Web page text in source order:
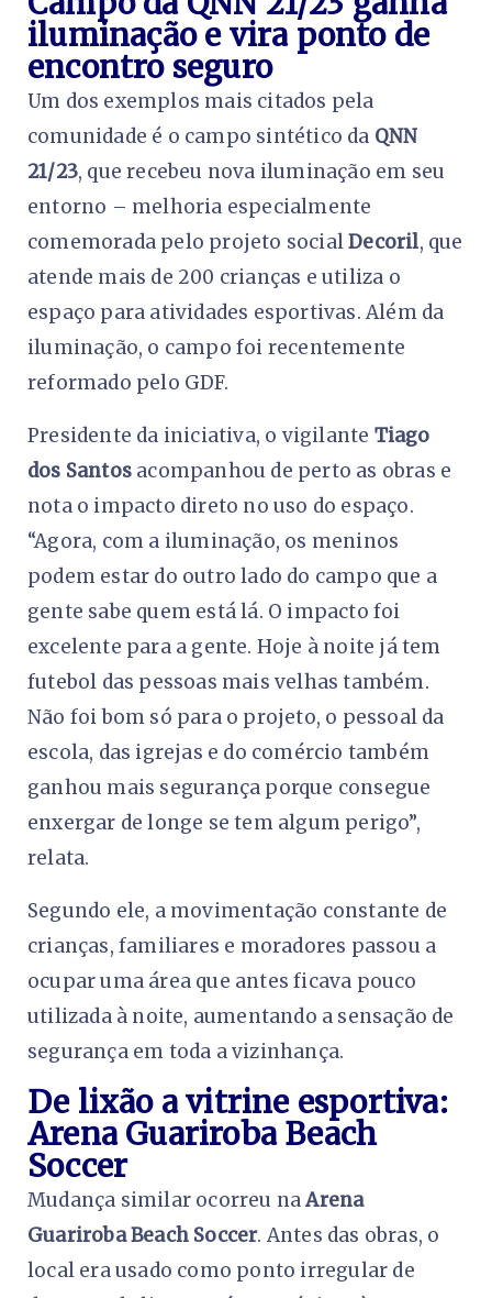
iluminação e vira ponto de
encontro seguro
Um dos exemplos mais citados pela
comunidade é o campo sintético da QNN
21/23, que recebeu nova iluminação em seu
entorno – melhoria especialmente
comemorada pelo projeto socialDecoril, que
atende mais de 200 crianças e utiliza o
espaço para atividades esportivas. Além da
iluminação, o campo foi recentemente
reformado pelo GDF.
Presidente da iniciativa, o vigilante Tiago
dos Santos acompanhou de perto as obras e
nota o impacto direto no uso do espaço.
“Agora, com a iluminação, os meninos
podem estar do outro lado do campo que a
gente sabe quem está lá. O impacto foi
excelente para a gente. Hoje à noite já tem
futebol das pessoas mais velhas também.
Não foi bom só para o projeto, o pessoal da
escola, das igrejas e do comércio também
ganhou mais segurança porque consegue
enxergar de longe se tem algum perigo”,
relata.
Segundo ele, a movimentação constante de
crianças, familiares e moradores passou a
ocupar uma área que antes ficava pouco
utilizada à noite, aumentando a sensação de
segurança em toda a vizinhança.
De lixão a vitrine esportiva:
Arena Guariroba Beach
Soccer
Mudança similar ocorreu naArena
Guariroba Beach Soccer. Antes das obras, o
local era usado como ponto irregular de